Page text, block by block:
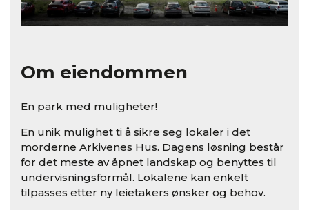
Om eiendommen
En park med muligheter!
En unik mulighet ti å sikre seg lokaler i det
morderne Arkivenes Hus. Dagens løsning består
for det meste av åpnet landskap og benyttes til
undervisningsformål. Lokalene kan enkelt
tilpasses etter ny leietakers ønsker og behov.